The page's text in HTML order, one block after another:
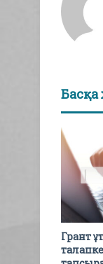
Грант